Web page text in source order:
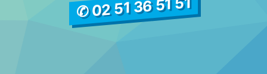
✆ 02 51 36 51 51